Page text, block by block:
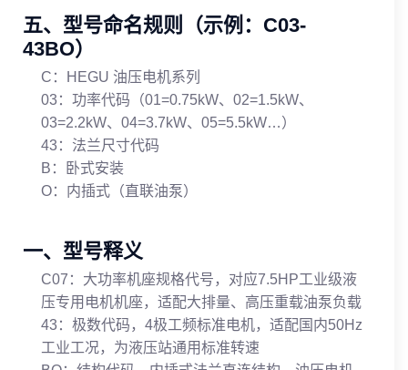
五、型号命名规则（示例：C03-
43BO）
C：HEGU 油压电机系列
03：功率代码（01=0.75kW、02=1.5kW、
03=2.2kW、04=3.7kW、05=5.5kW…）
43：法兰尺寸代码
B：卧式安装
O：内插式（直联油泵）
一、型号释义
C07：大功率机座规格代号，对应7.5HP工业级液
压专用电机机座，适配大排量、高压重载油泵负载
43：极数代码，4极工频标准电机，适配国内50Hz
工业工况，为液压站通用标准转速